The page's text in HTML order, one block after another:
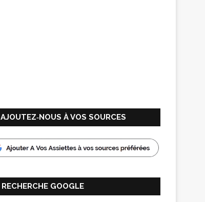
AJOUTEZ‑NOUS À VOS SOURCES
RECHERCHE GOOGLE